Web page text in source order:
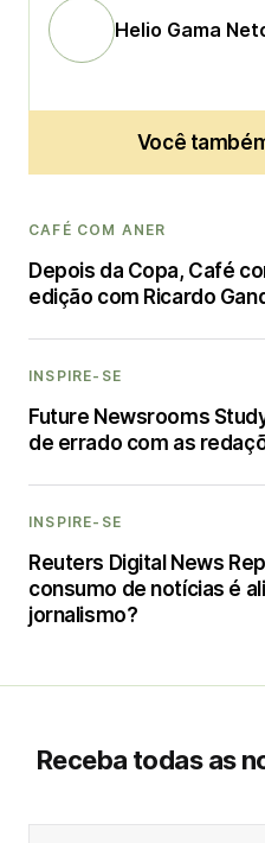
Helio Gama
Você
CAFÉ COM ANER
Depois da Copa, Café
edição com Ricardo
INSPIRE-SE
Future Newsrooms
de errado com as
INSPIRE-SE
Reuters Digital News
consumo de notícias é
jornalismo?
Receba todas as